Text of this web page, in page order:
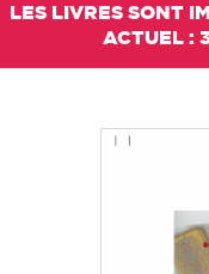
LES LIVRES SONT
ACTUEL :